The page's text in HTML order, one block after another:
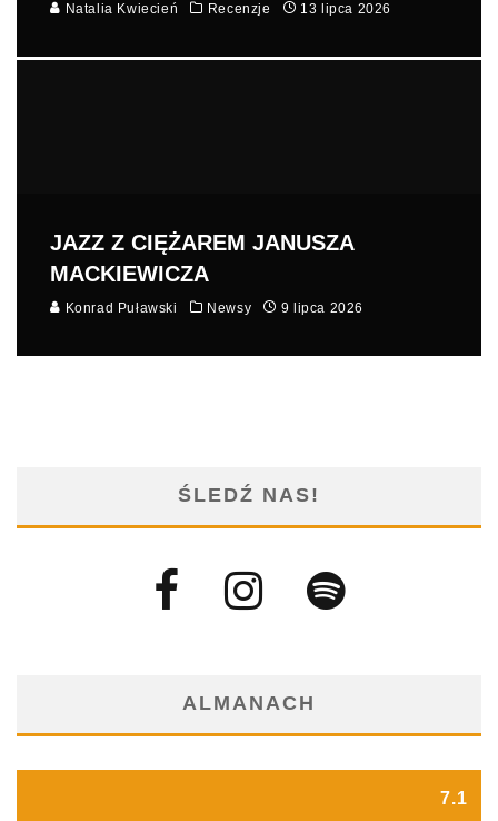
Natalia Kwiecień Recenzje 13 lipca 2026
JAZZ Z CIĘŻAREM JANUSZA
MACKIEWICZA
Konrad Puławski Newsy 9 lipca 2026
ŚLEDŹ NAS!
ALMANACH
7.1